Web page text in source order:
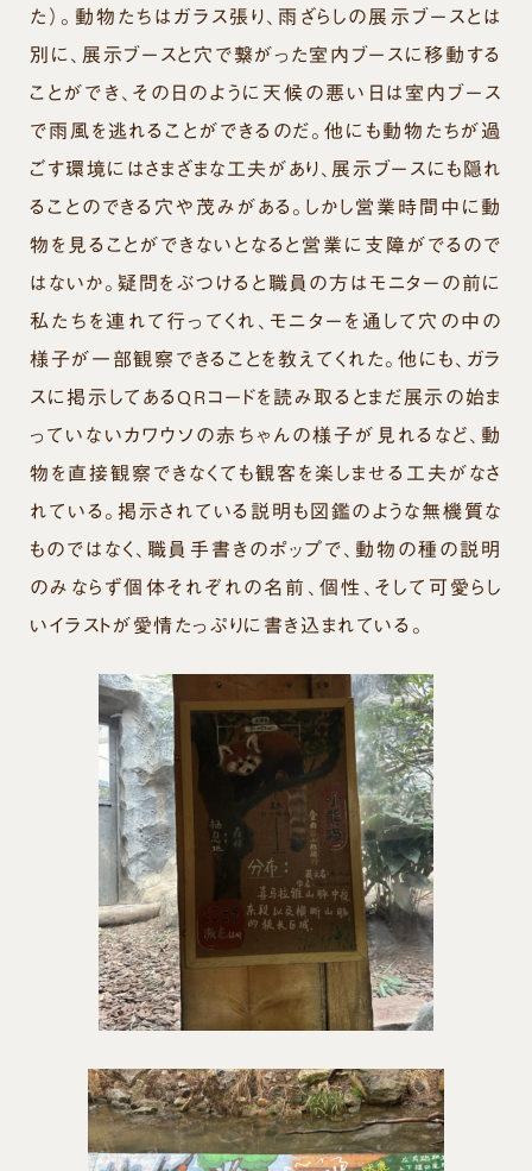
た）。動物たちはガラス張り、雨ざらしの展示ブースとは
別に、展示ブースと穴で繋がった室内ブースに移動する
ことができ、その日のように天候の悪い日は室内ブース
で雨風を逃れることができるのだ。他にも動物たちが過
ごす環境にはさまざまな工夫があり、展示ブースにも隠れ
ることのできる穴や茂みがある。しかし営業時間中に動
物を見ることができないとなると営業に支障がでるので
はないか。疑問をぶつけると職員の方はモニターの前に
私たちを連れて行ってくれ、モニターを通して穴の中の
様子が一部観察できることを教えてくれた。他にも、ガラ
スに掲示してあるQRコードを読み取るとまだ展示の始ま
っていないカワウソの赤ちゃんの様子が見れるなど、動
物を直接観察できなくても観客を楽しませる工夫がなさ
れている。掲示されている説明も図鑑のような無機質な
ものではなく、職員手書きのポップで、動物の種の説明
のみならず個体それぞれの名前、個性、そして可愛らし
いイラストが愛情たっぷりに書き込まれている。